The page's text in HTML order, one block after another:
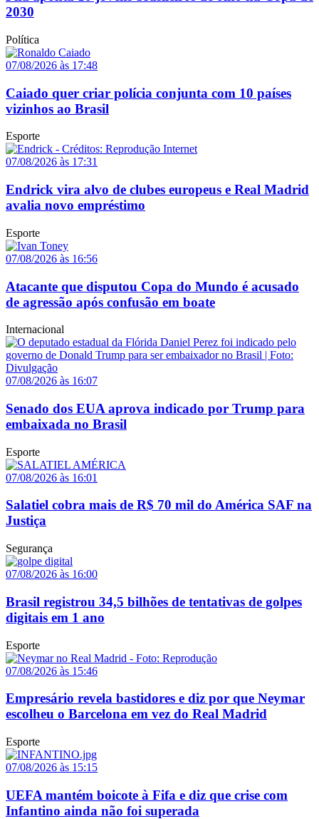
2030
Política
07/08/2026 às 17:48
Caiado quer criar polícia conjunta com 10 países
vizinhos ao Brasil
Esporte
07/08/2026 às 17:31
Endrick vira alvo de clubes europeus e Real Madrid
avalia novo empréstimo
Esporte
07/08/2026 às 16:56
Atacante que disputou Copa do Mundo é acusado
de agressão após confusão em boate
Internacional
07/08/2026 às 16:07
Senado dos EUA aprova indicado por Trump para
embaixada no Brasil
Esporte
07/08/2026 às 16:01
Salatiel cobra mais de R$ 70 mil do América SAF na
Justiça
Segurança
07/08/2026 às 16:00
Brasil registrou 34,5 bilhões de tentativas de golpes
digitais em 1 ano
Esporte
07/08/2026 às 15:46
Empresário revela bastidores e diz por que Neymar
escolheu o Barcelona em vez do Real Madrid
Esporte
07/08/2026 às 15:15
UEFA mantém boicote à Fifa e diz que crise com
Infantino ainda não foi superada